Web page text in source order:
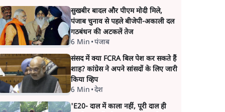
सुखबीर बादल और पीएम मोदी मिले,
पंजाब चुनाव से पहले बीजेपी-अकाली दल
गठबंधन की अटकलें तेज
6 Min •पंजाब
संसद में क्या FCRA बिल पेश कर सकते हैं
शाह? कांग्रेस ने अपने सांसदों के लिए जारी
किया व्हिप
6 Min •देश
'E20- दाल में काला नहीं, पूरी दाल ही